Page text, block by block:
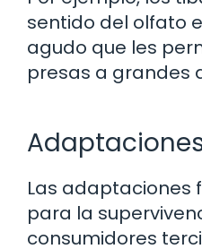
sentido del olfato
agudo que les
presas a grandes
Las adaptaciones
para la
consumidores